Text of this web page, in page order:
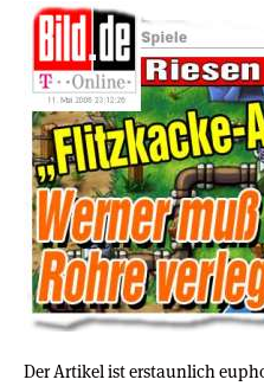
Der Artikel ist erstaunlich